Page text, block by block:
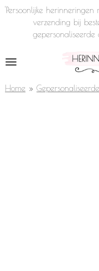
Ga
hoofdinhoud
'Persoonlijke
verzending bij
Home »